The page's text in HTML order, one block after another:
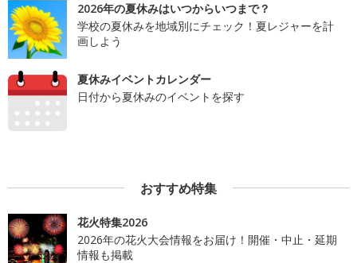
2026年の夏休みはいつからいつまで？
学校の夏休みを地域別にチェック！夏レジャーを計
画しよう
夏休みイベントカレンダー
日付から夏休みのイベントを探す
おすすめ特集
花火特集2026
2026年の花火大会情報をお届け！開催・中止・延期
情報も掲載